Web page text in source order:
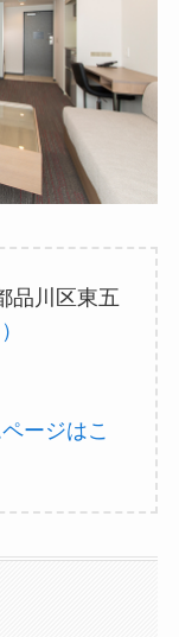
品川区東五
ージはこ